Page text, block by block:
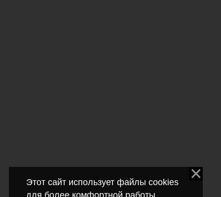
Этот сайт использует файлы cookies
для более комфортной работы